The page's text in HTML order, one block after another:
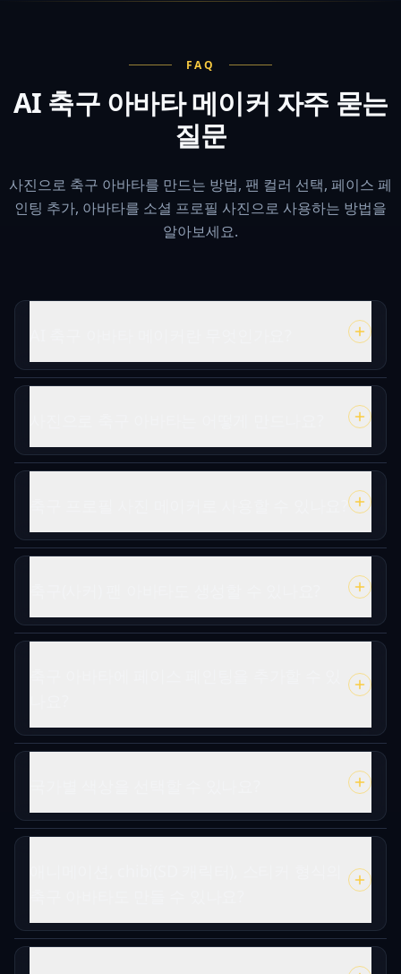
FAQ
AI 축구 아바타 메이커 자주 묻는
질문
사진으로 축구 아바타를 만드는 방법, 팬 컬러 선택, 페이스 페
인팅 추가, 아바타를 소셜 프로필 사진으로 사용하는 방법을
알아보세요.